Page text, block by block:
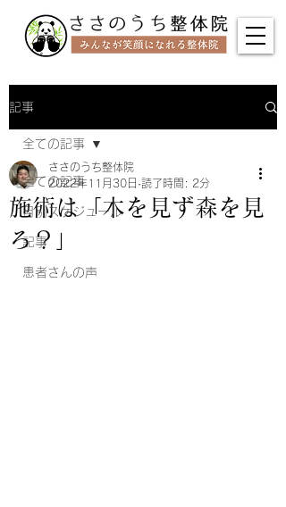
記事
全ての記事
月別スケジュール
記事
患者さんの声
全ての記事
施術は「木を見ず森を見
ろ？」
ささのうち整体院
2022年11月30日 読了時間: 2分